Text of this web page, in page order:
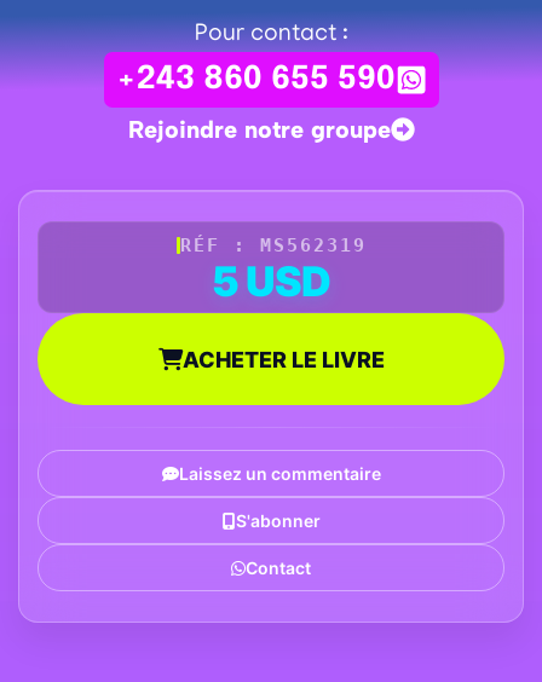
Pour contact :
+243 860 655 590
Rejoindre notre groupe
RÉF : MS562319
5 USD
ACHETER LE LIVRE
Laissez un commentaire
S'abonner
Contact